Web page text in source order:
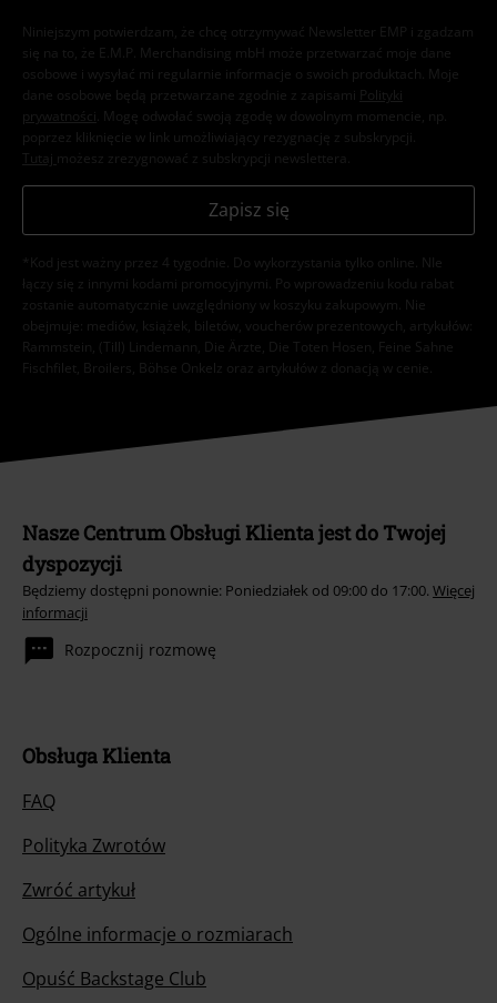
Niniejszym potwierdzam, że chcę otrzymywać Newsletter EMP i zgadzam
się na to, że E.M.P. Merchandising mbH może przetwarzać moje dane
osobowe i wysyłać mi regularnie informacje o swoich produktach. Moje
dane osobowe będą przetwarzane zgodnie z zapisami
Polityki
prywatności . Mogę odwołać swoją zgodę w dowolnym momencie, np.
poprzez kliknięcie w link umożliwiający rezygnację z subskrypcji.
Tutaj możesz zrezygnować z subskrypcji newslettera.
Zapisz się
*Kod jest ważny przez 4 tygodnie. Do wykorzystania tylko online. NIe
łączy się z innymi kodami promocyjnymi. Po wprowadzeniu kodu rabat
zostanie automatycznie uwzględniony w koszyku zakupowym. Nie
obejmuje: mediów, książek, biletów, voucherów prezentowych, artykułów:
Rammstein, (Till) Lindemann, Die Ärzte, Die Toten Hosen, Feine Sahne
Fischfilet, Broilers, Böhse Onkelz oraz artykułów z donacją w cenie.
Nasze Centrum Obsługi Klienta jest do Twojej
dyspozycji
Będziemy dostępni ponownie: Poniedziałek od 09:00 do 17:00. Więcej
informacji
Rozpocznij rozmowę
Obsługa Klienta
FAQ
Polityka Zwrotów
Zwróć artykuł
Ogólne informacje o rozmiarach
Opuść Backstage Club